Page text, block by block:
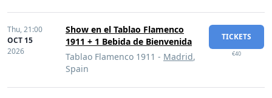
Thu,21:00
OCT 15
2026
Show en el Tablao Flamenco
1911 + 1 Bebida de Bienvenida
Tablao Flamenco 1911 - Madrid,
Spain
TICKETS
€40